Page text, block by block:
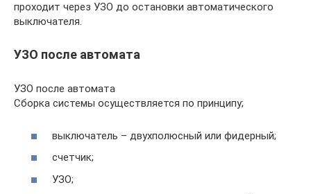
проходит через УЗО до остановки автоматического
выключателя.
УЗО после автомата
УЗО после автомата
Сборка системы осуществляется по принципу;
выключатель – двухполюсный или фидерный;
счетчик;
УЗО;